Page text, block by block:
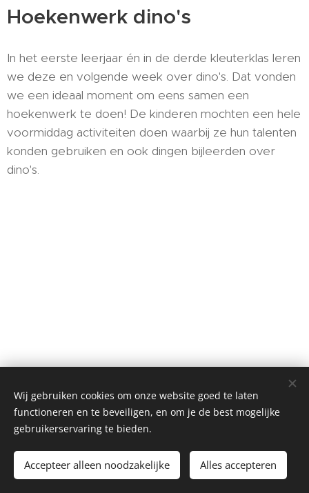
Hoekenwerk dino's
In het eerste leerjaar én in de derde kleuterklas leren
we deze en volgende week over dino's. Dat vonden
we een ideaal moment om eens samen een
hoekenwerk te doen! De kinderen mochten een hele
voormiddag activiteiten doen waarbij ze hun talenten
konden gebruiken en ook dingen bijleerden over
dino's.
Kronkeldidoe
Wij gebruiken cookies om onze website goed te laten
functioneren en te beveiligen, en om je de best mogelijke
gebruikerservaring te bieden.
Accepteer alleen noodzakelijke Alles accepteren